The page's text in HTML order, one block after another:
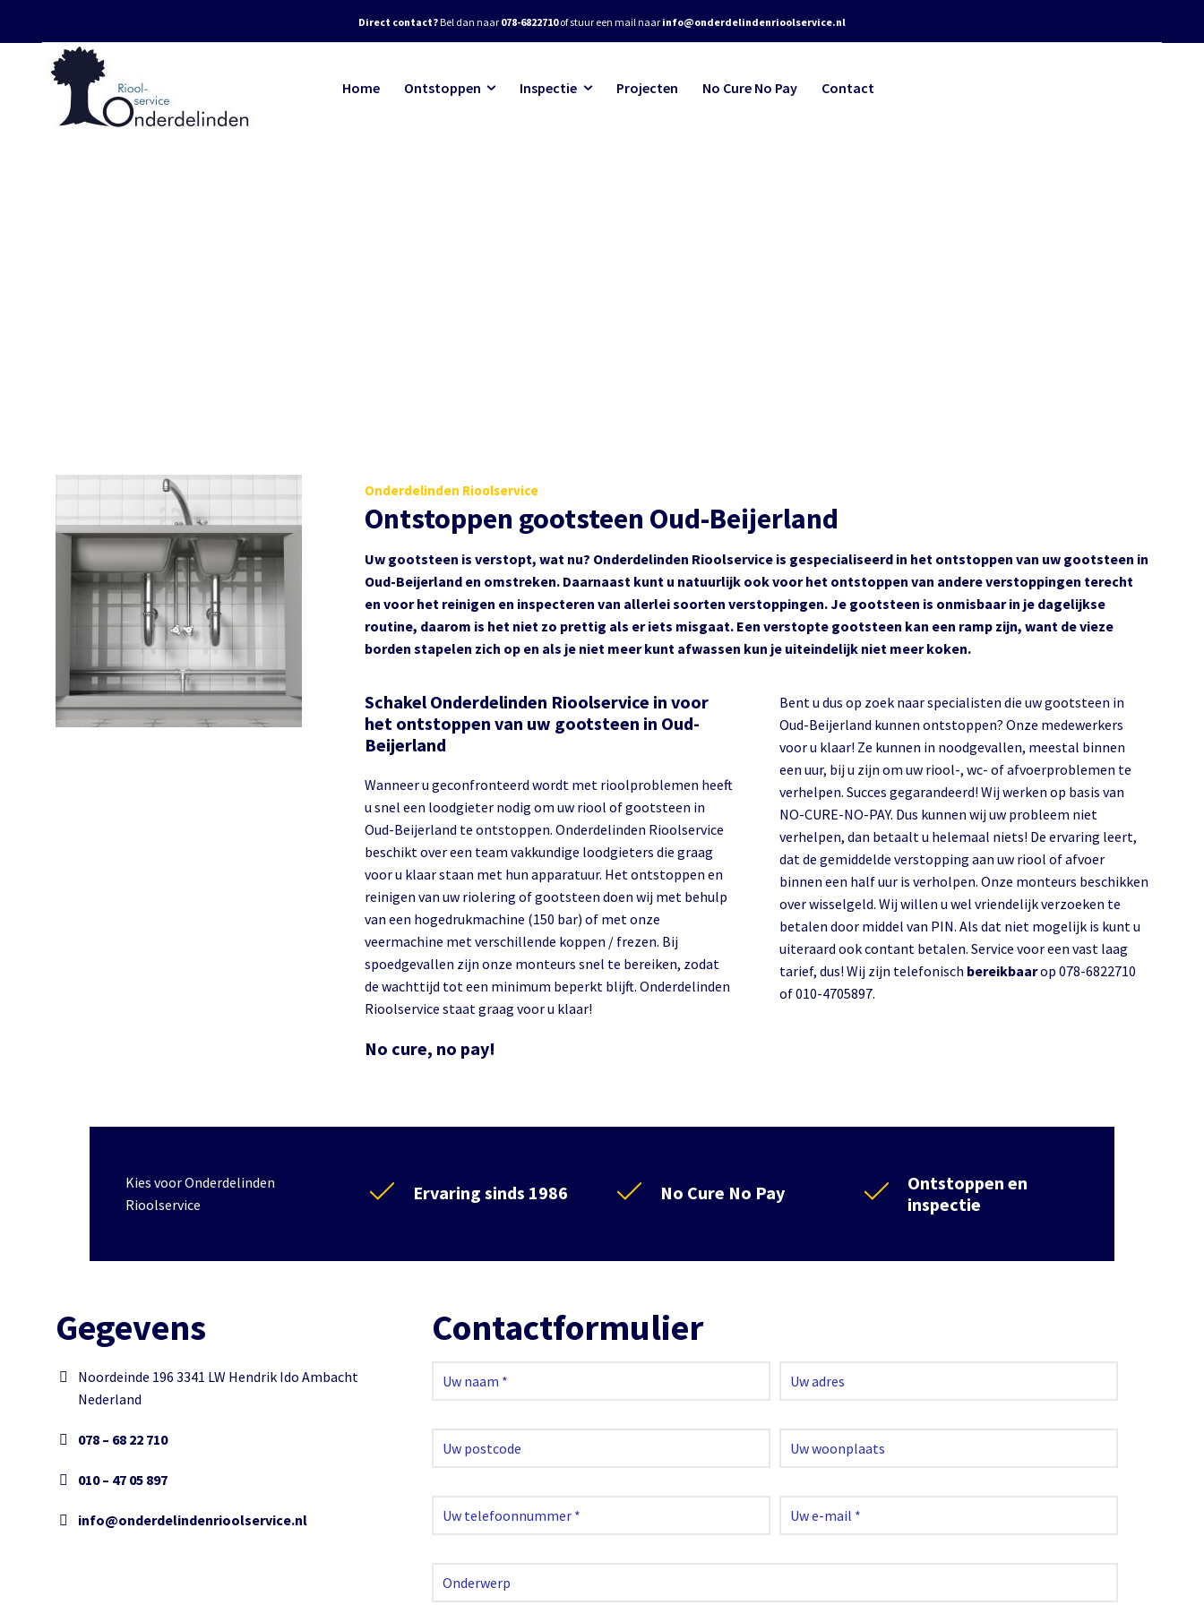
Direct contact?Bel dan naar 078-6822710of stuur een mail naar info@onderdelindenrioolservice.nl
Home Ontstoppen Inspectie Projecten No Cure No Pay Contact
Onderdelinden Rioolservice
Ontstoppen gootsteen Oud-Beijerland
Uw gootsteen is verstopt, wat nu? Onderdelinden Rioolservice is gespecialiseerd in het ontstoppen van uw gootsteen in
Oud-Beijerland en omstreken. Daarnaast kunt u natuurlijk ook voor het ontstoppen van andere verstoppingen terecht
en voor het reinigen en inspecteren van allerlei soorten verstoppingen. Je gootsteen is onmisbaar in je dagelijkse
routine, daarom is het niet zo prettig als er iets misgaat. Een verstopte gootsteen kan een ramp zijn, want de vieze
borden stapelen zich op en als je niet meer kunt afwassen kun je uiteindelijk niet meer koken.
Schakel Onderdelinden Rioolservice in voor
het ontstoppen van uw gootsteen in Oud-
Beijerland
Wanneer u geconfronteerd wordt met rioolproblemen heeft
u snel een loodgieter nodig om uw riool of gootsteen in
Oud-Beijerland te ontstoppen. Onderdelinden Rioolservice
beschikt over een team vakkundige loodgieters die graag
voor u klaar staan met hun apparatuur. Het ontstoppen en
reinigen van uw riolering of gootsteen doen wij met behulp
van een hogedrukmachine (150 bar) of met onze
veermachine met verschillende koppen / frezen. Bij
spoedgevallen zijn onze monteurs snel te bereiken, zodat
de wachttijd tot een minimum beperkt blijft. Onderdelinden
Rioolservice staat graag voor u klaar!
No cure, no pay!
Bent u dus op zoek naar specialisten die uw gootsteen in
Oud-Beijerland kunnen ontstoppen? Onze medewerkers
voor u klaar! Ze kunnen in noodgevallen, meestal binnen
een uur, bij u zijn om uw riool-, wc- of afvoerproblemen te
verhelpen. Succes gegarandeerd! Wij werken op basis van
NO-CURE-NO-PAY. Dus kunnen wij uw probleem niet
verhelpen, dan betaalt u helemaal niets! De ervaring leert,
dat de gemiddelde verstopping aan uw riool of afvoer
binnen een half uur is verholpen. Onze monteurs beschikken
over wisselgeld. Wij willen u wel vriendelijk verzoeken te
betalen door middel van PIN. Als dat niet mogelijk is kunt u
uiteraard ook contant betalen. Service voor een vast laag
tarief, dus! Wij zijn telefonisch bereikbaarop 078-6822710
of 010-4705897.
Kies voor Onderdelinden
Rioolservice
Ervaring sinds 1986 No Cure No Pay
Ontstoppen en
inspectie
Gegevens
Noordeinde 196 3341 LW Hendrik Ido Ambacht
Nederland
078 – 68 22 710
010 – 47 05 897
info@onderdelindenrioolservice.nl
Contactformulier